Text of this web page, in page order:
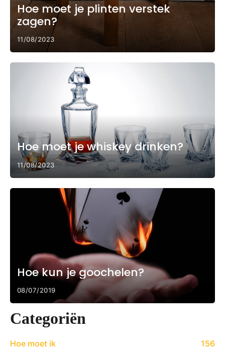
Hoe moet je plinten verstek
zagen?
11/08/2023
Hoe moet je whiskey drinken?
11/08/2023
Hoe kun je goochelen?
08/07/2019
Categoriën
Hoe moet ik
156